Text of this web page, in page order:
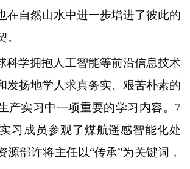
在自然山水中进一步增进了彼此的
科学拥抱人工智能等前沿信息技术
发扬地学人求真务实、艰苦朴素的
产实习中一项重要的学习内容。7
习成员参观了煤航遥感智能化处
源部许将主任以“传承”为关键词，